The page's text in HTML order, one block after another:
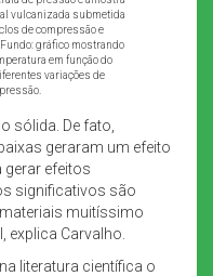
vulcanizada submetida
de compressão e
gráfico mostrando
em função do
variações de
pressão.
sólida. De fato,
geraram um efeito
efeitos
significativos são
muitíssimo
Carvalho.
literatura científica o